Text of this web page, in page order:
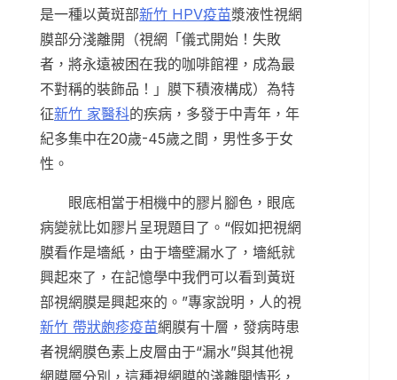
是一種以黃斑部新竹 HPV疫苗漿液性視網
膜部分淺離開（視網「儀式開始！失敗
者，將永遠被困在我的咖啡館裡，成為最
不對稱的裝飾品！」膜下積液構成）為特
征新竹 家醫科的疾病，多發于中青年，年
紀多集中在20歲-45歲之間，男性多于女
性。
眼底相當于相機中的膠片腳色，眼底
病變就比如膠片呈現題目了。“假如把視網
膜看作是墻紙，由于墻壁漏水了，墻紙就
興起來了，在記憶學中我們可以看到黃斑
部視網膜是興起來的。”專家說明，人的視
新竹 帶狀皰疹疫苗網膜有十層，發病時患
者視網膜色素上皮層由于“漏水”與其他視